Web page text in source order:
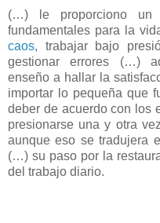
(…) le proporciono un
fundamentales para la
caos, trabajar bajo
gestionar errores (…)
enseño a hallar la
importar lo pequeña que
deber de acuerdo con los
presionarse una y otra
aunque eso se tradujera
(…) su paso por la
del trabajo diario.